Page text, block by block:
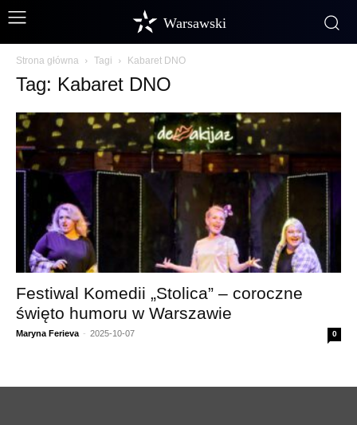
Warsawski
Strona główna Tagi Kabaret DNO
Tag: Kabaret DNO
Festiwal Komedii „Stolica” – coroczne
święto humoru w Warszawie
Maryna Ferieva - 2025-10-07 0